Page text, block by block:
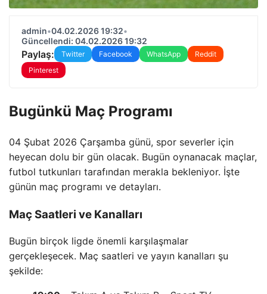
admin•04.02.2026 19:32•
Güncellendi: 04.02.2026 19:32
Paylaş: Twitter Facebook WhatsApp
Reddit
Pinterest
Bugünkü Maç Programı
04 Şubat 2026 Çarşamba günü, spor severler için
heyecan dolu bir gün olacak. Bugün oynanacak maçlar,
futbol tutkunları tarafından merakla bekleniyor. İşte
günün maç programı ve detayları.
Maç Saatleri ve Kanalları
Bugün birçok ligde önemli karşılaşmalar
gerçekleşecek. Maç saatleri ve yayın kanalları şu
şekilde: